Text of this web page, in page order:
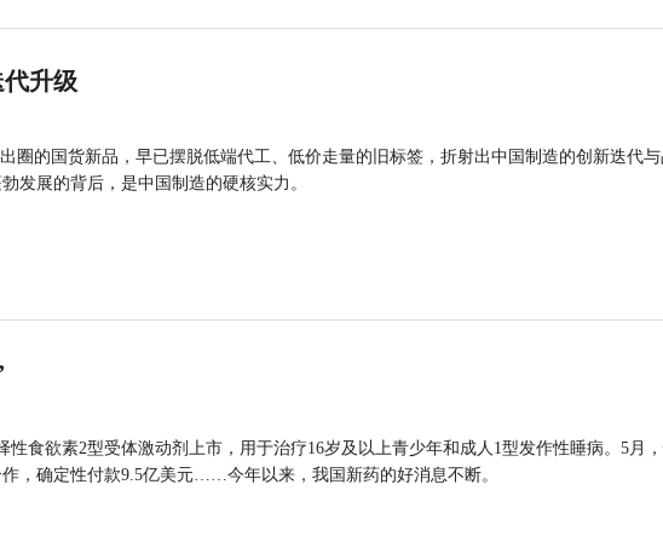
升级
圈的国货新品，早已摆脱低端代工、低价走量的旧标签，折射出中国制造的创新迭代
发展的背后，是中国制造的硬核实力。
性食欲素2型受体激动剂上市，用于治疗16岁及以上青少年和成人1型发作性睡病。5月
，确定性付款9.5亿美元……今年以来，我国新药的好消息不断。